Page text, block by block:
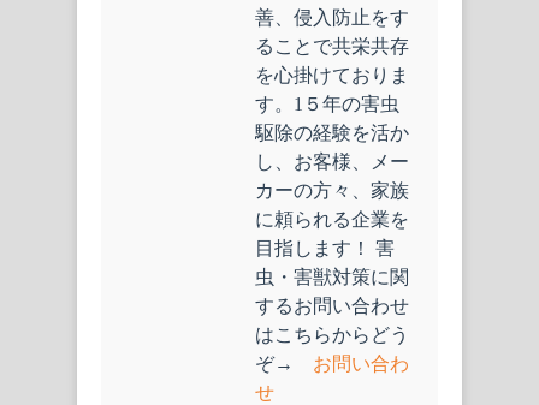
善、侵入防止をす
ることで共栄共存
を心掛けておりま
す。1５年の害虫
駆除の経験を活か
し、お客様、メー
カーの方々、家族
に頼られる企業を
目指します！ 害
虫・害獣対策に関
するお問い合わせ
はこちらからどう
ぞ→ お問い合わ
せ